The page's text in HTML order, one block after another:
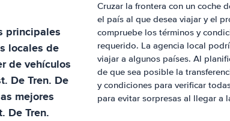
principales
locales de
de vehículos
De Tren. De
mejores
De Tren.
Cruzar la frontera con un coche
el país al que desea viajar y el
compruebe los términos y
requerido. La agencia local
viajar a algunos países. Al
de que sea posible la
y condiciones para verificar
para evitar sorpresas al llegar a